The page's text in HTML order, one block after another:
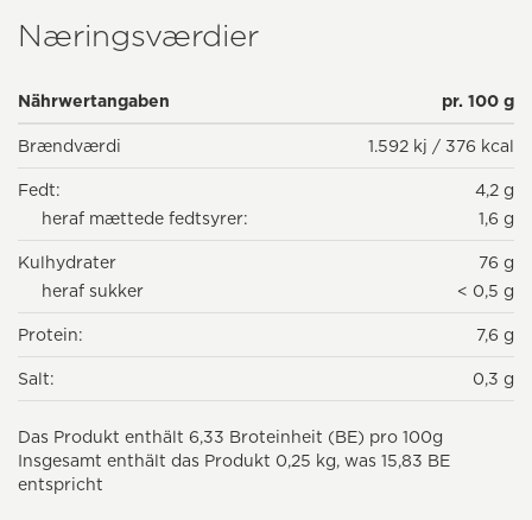
Næringsværdier
Nährwertangaben pr. 100 g
Brændværdi 1.592 kj / 376 kcal
Fedt:
4,2 g
heraf mættede fedtsyrer:
1,6 g
Kulhydrater
76 g
heraf sukker
< 0,5 g
Protein: 7,6 g
Salt: 0,3 g
Das Produkt enthält 6,33 Broteinheit (BE) pro 100g
Insgesamt enthält das Produkt 0,25 kg, was 15,83 BE
entspricht